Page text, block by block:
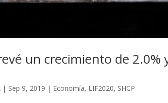
un crecimiento de 2.0%
| Sep 9, 2019 | Economía, LIF2020, SHCP